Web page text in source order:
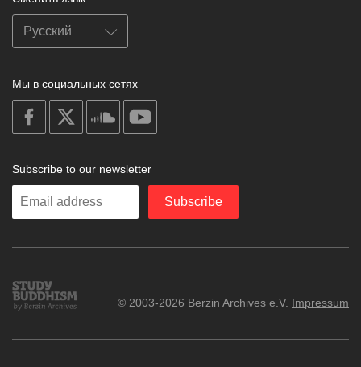
Мы в социальных сетях
on
facebook
soundcloud
Subscribe to our newsletter
Enter
Subscribe
Study
Buddhism
© 2003-2026 Berzin Archives e.V. Impressum